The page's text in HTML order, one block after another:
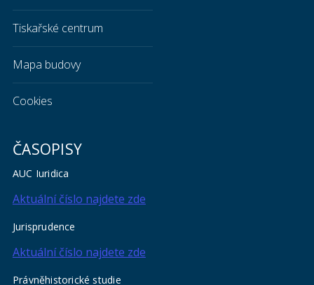
Tiskařské centrum
Mapa budovy
Cookies
ČASOPISY
AUC Iuridica
Aktuální číslo najdete zde
Jurisprudence
Aktuální číslo najdete zde
Právněhistorické studie